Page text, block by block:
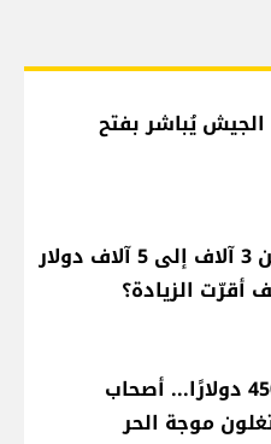
الجيش يُباشر بفتح
راتب النائب من 3 آلاف إلى 5 آلاف دولار
الزيادة؟
من 300 إلى 450 دولارًا... أصحاب
موجة الحر